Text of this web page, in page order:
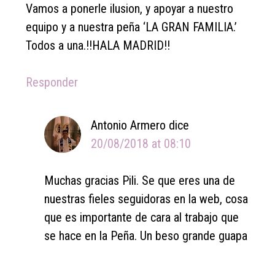
Vamos a ponerle ilusion, y apoyar a nuestro
equipo y a nuestra peña ‘LA GRAN FAMILIA.’
Todos a una.!!HALA MADRID!!
Responder
Antonio Armero dice
20/08/2018 at 08:10
Muchas gracias Pili. Se que eres una de
nuestras fieles seguidoras en la web, cosa
que es importante de cara al trabajo que
se hace en la Peña. Un beso grande guapa